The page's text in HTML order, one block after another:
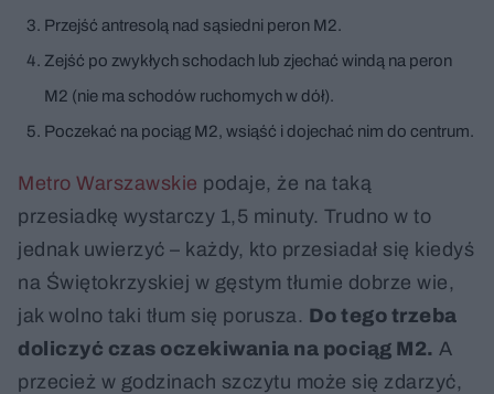
Przejść antresolą nad sąsiedni peron M2.
Zejść po zwykłych schodach lub zjechać windą na peron
M2 (nie ma schodów ruchomych w dół).
Poczekać na pociąg M2, wsiąść i dojechać nim do centrum.
Metro Warszawskie podaje, że na taką
przesiadkę wystarczy 1,5 minuty. Trudno w to
jednak uwierzyć – każdy, kto przesiadał się kiedyś
na Świętokrzyskiej w gęstym tłumie dobrze wie,
jak wolno taki tłum się porusza. Do tego trzeba
doliczyć czas oczekiwania na pociąg M2. A
przecież w godzinach szczytu może się zdarzyć,